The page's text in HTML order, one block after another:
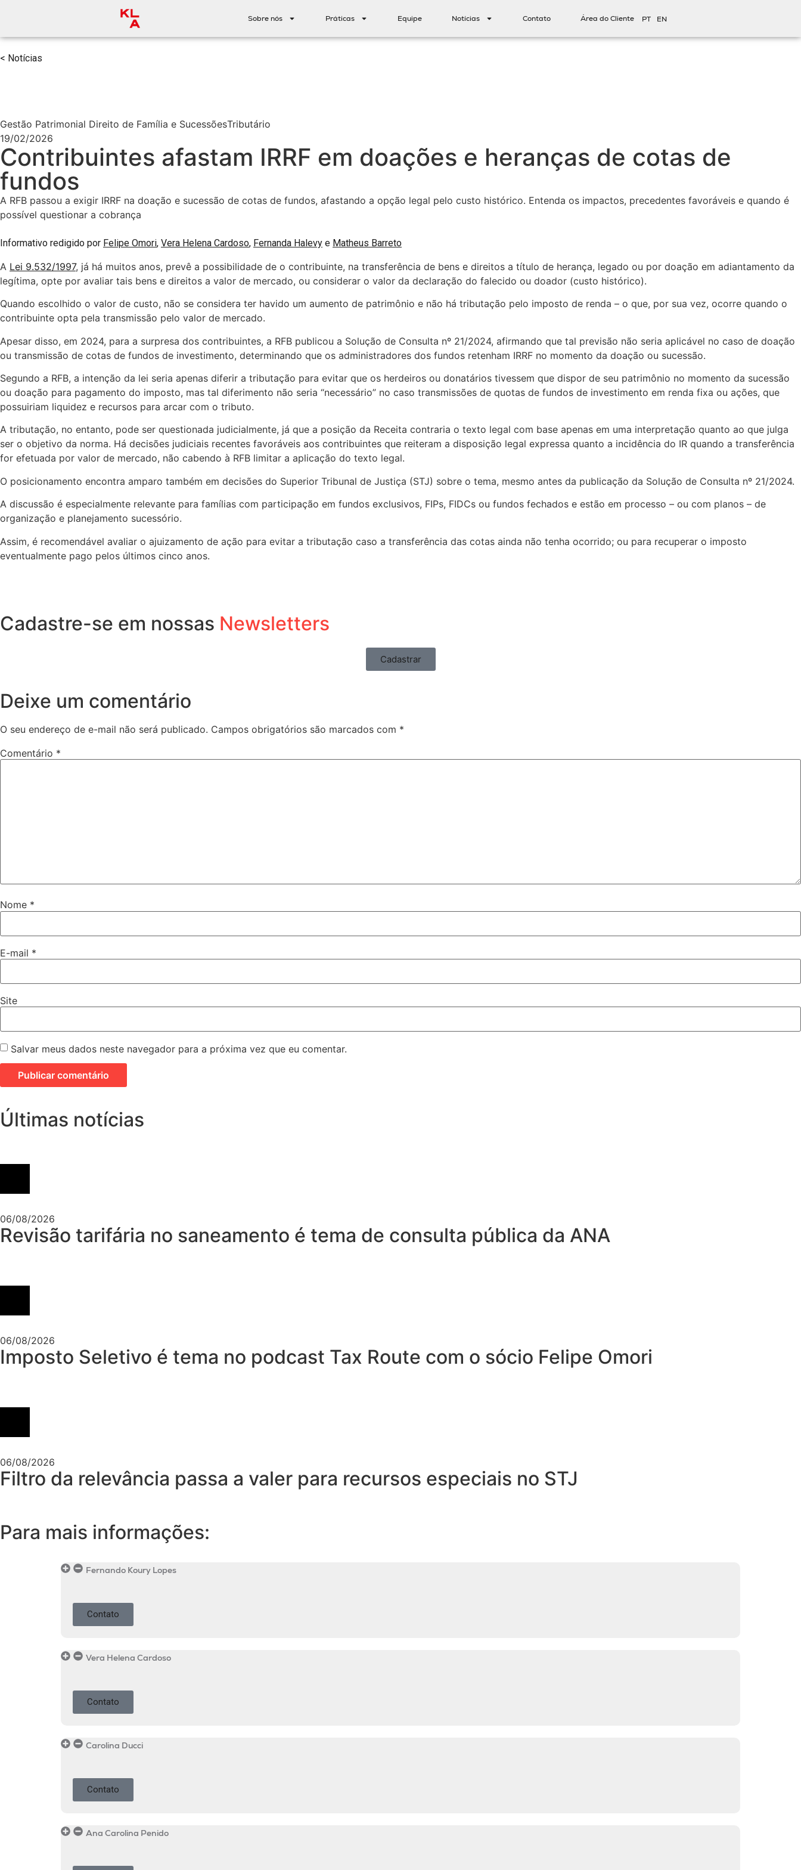
Sobre nós Práticas Equipe Notícias Contato Área do Cliente PT EN
< Notícias
Gestão Patrimonial Direito de Família e SucessõesTributário
19/02/2026
Contribuintes afastam IRRF em doações e heranças de cotas de
fundos
A RFB passou a exigir IRRF na doação e sucessão de cotas de fundos, afastando a opção legal pelo custo histórico. Entenda os impactos, precedentes favoráveis e quando é
possível questionar a cobrança
Informativo redigido por Felipe Omori, Vera Helena Cardoso, Fernanda Halevy e Matheus Barreto
A Lei 9.532/1997, já há muitos anos, prevê a possibilidade de o contribuinte, na transferência de bens e direitos a título de herança, legado ou por doação em adiantamento da
legítima, opte por avaliar tais bens e direitos a valor de mercado, ou considerar o valor da declaração do falecido ou doador (custo histórico).
Quando escolhido o valor de custo, não se considera ter havido um aumento de patrimônio e não há tributação pelo imposto de renda – o que, por sua vez, ocorre quando o
contribuinte opta pela transmissão pelo valor de mercado.
Apesar disso, em 2024, para a surpresa dos contribuintes, a RFB publicou a Solução de Consulta nº 21/2024, afirmando que tal previsão não seria aplicável no caso de doação
ou transmissão de cotas de fundos de investimento, determinando que os administradores dos fundos retenham IRRF no momento da doação ou sucessão.
Segundo a RFB, a intenção da lei seria apenas diferir a tributação para evitar que os herdeiros ou donatários tivessem que dispor de seu patrimônio no momento da sucessão
ou doação para pagamento do imposto, mas tal diferimento não seria “necessário” no caso transmissões de quotas de fundos de investimento em renda fixa ou ações, que
possuiriam liquidez e recursos para arcar com o tributo.
A tributação, no entanto, pode ser questionada judicialmente, já que a posição da Receita contraria o texto legal com base apenas em uma interpretação quanto ao que julga
ser o objetivo da norma. Há decisões judiciais recentes favoráveis aos contribuintes que reiteram a disposição legal expressa quanto a incidência do IR quando a transferência
for efetuada por valor de mercado, não cabendo à RFB limitar a aplicação do texto legal.
O posicionamento encontra amparo também em decisões do Superior Tribunal de Justiça (STJ) sobre o tema, mesmo antes da publicação da Solução de Consulta nº 21/2024.
A discussão é especialmente relevante para famílias com participação em fundos exclusivos, FIPs, FIDCs ou fundos fechados e estão em processo – ou com planos – de
organização e planejamento sucessório.
Assim, é recomendável avaliar o ajuizamento de ação para evitar a tributação caso a transferência das cotas ainda não tenha ocorrido; ou para recuperar o imposto
eventualmente pago pelos últimos cinco anos.
Cadastre-se em nossas Newsletters
Cadastrar
Deixe um comentário
O seu endereço de e-mail não será publicado. Campos obrigatórios são marcados com *
Comentário *
Nome *
E-mail *
Site
Salvar meus dados neste navegador para a próxima vez que eu comentar.
Últimas notícias
06/08/2026
Revisão tarifária no saneamento é tema de consulta pública da ANA
06/08/2026
Imposto Seletivo é tema no podcast Tax Route com o sócio Felipe Omori
06/08/2026
Filtro da relevância passa a valer para recursos especiais no STJ
Para mais informações:
Fernando Koury Lopes
Contato
Vera Helena Cardoso
Contato
Carolina Ducci
Contato
Ana Carolina Penido